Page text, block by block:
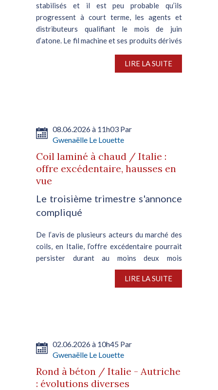
stabilisés et il est peu probable qu’ils
progressent à court terme, les agents et
distributeurs qualifiant le mois de juin
d’atone. Le fil machine et ses produits dérivés
LIRE LA SUITE
08.06.2026 à 11h03 Par
Gwenaëlle Le Louette
Coil laminé à chaud / Italie :
offre excédentaire, hausses en
vue
Le troisième trimestre s'annonce
compliqué
De l’avis de plusieurs acteurs du marché des
coils, en Italie, l’offre excédentaire pourrait
persister durant au moins deux mois
supplémentaires, sur fond d’atonie de la
demande en aval et de la lenteur avec laquelle
LIRE LA SUITE
02.06.2026 à 10h45 Par
Gwenaëlle Le Louette
Rond à béton / Italie - Autriche
: évolutions diverses